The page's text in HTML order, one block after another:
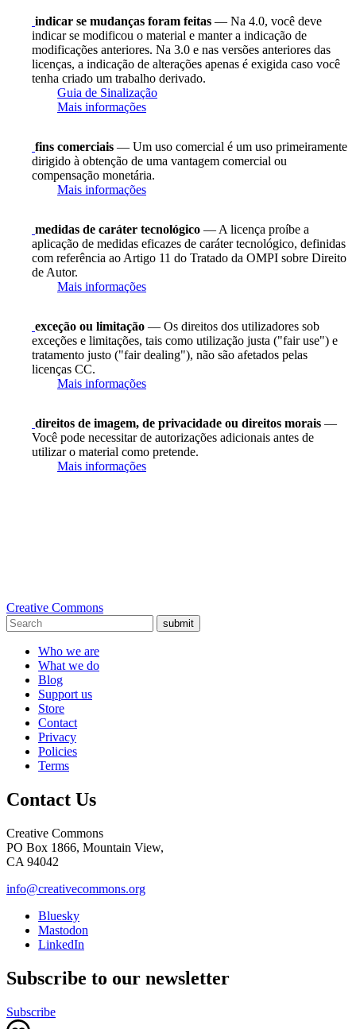
indicar se mudanças foram feitas — Na 4.0, você deve
indicar se modificou o material e manter a indicação de
modificações anteriores. Na 3.0 e nas versões anteriores das
licenças, a indicação de alterações apenas é exigida caso você
tenha criado um trabalho derivado.
Guia de Sinalização
Mais informações
fins comerciais — Um uso comercial é um uso primeiramente
dirigido à obtenção de uma vantagem comercial ou
compensação monetária.
Mais informações
medidas de caráter tecnológico — A licença proíbe a
aplicação de medidas eficazes de caráter tecnológico, definidas
com referência ao Artigo 11 do Tratado da OMPI sobre Direito
de Autor.
Mais informações
exceção ou limitação — Os direitos dos utilizadores sob
exceções e limitações, tais como utilização justa ("fair use") e
tratamento justo ("fair dealing"), não são afetados pelas
licenças CC.
Mais informações
direitos de imagem, de privacidade ou direitos morais —
Você pode necessitar de autorizações adicionais antes de
utilizar o material como pretende.
Mais informações
Creative Commons
submit
Who we are
What we do
Blog
Support us
Store
Contact
Privacy
Policies
Terms
Contact Us
Creative Commons
PO Box 1866, Mountain View,
CA 94042
info@creativecommons.org
Bluesky
Mastodon
LinkedIn
Subscribe to our newsletter
Subscribe